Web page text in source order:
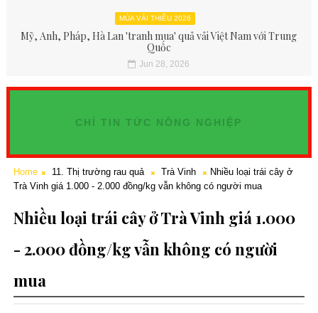
MÙA VẢI THIỀU 2026
Mỹ, Anh, Pháp, Hà Lan 'tranh mua' quả vải Việt Nam với Trung
Quốc
Jun 28, 2026
CHỈ TIN TỨC NÔNG NGHIỆP
Home 11. Thị trường rau quả Trà Vinh
Nhiều loại trái cây ở
Trà Vinh giá 1.000 - 2.000 đồng/kg vẫn không có người mua
Nhiều loại trái cây ở Trà Vinh giá 1.000
- 2.000 đồng/kg vẫn không có người
mua